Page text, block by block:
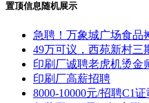
置顶信息随机展示
急聘！万象城广场食品
49万可议，西苑新村三
印刷厂诚聘老虎机烫金
印刷厂高薪招聘
8000-10000元/招聘C1